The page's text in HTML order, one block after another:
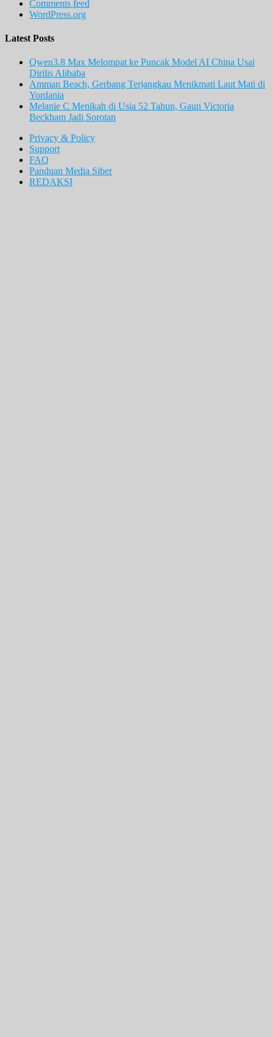
Comments feed
WordPress.org
Latest Posts
Qwen3.8 Max Melompat ke Puncak Model AI China Usai
Dirilis Alibaba
Amman Beach, Gerbang Terjangkau Menikmati Laut Mati di
Yordania
Melanie C Menikah di Usia 52 Tahun, Gaun Victoria
Beckham Jadi Sorotan
Privacy & Policy
Support
FAQ
Panduan Media Siber
REDAKSI